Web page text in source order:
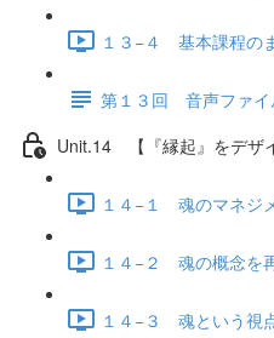
１３−４ 基本課程の
第１３回 音声ファイ
Unit.14 【『縁起』をデザ
１４−１ 魂のマネジ
１４−２ 魂の概念を
１４−３ 魂という視